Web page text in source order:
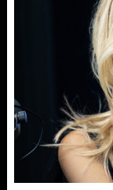
KULTURA
MIX
JAK NALADIT